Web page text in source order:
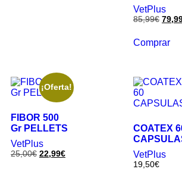
VetPlus
85,99€
Comprar
¡Oferta!
FIBOR 500
Gr PELLETS
VetPlus
25,00€ 22,99€
COATEX
VetPlus
19,50€